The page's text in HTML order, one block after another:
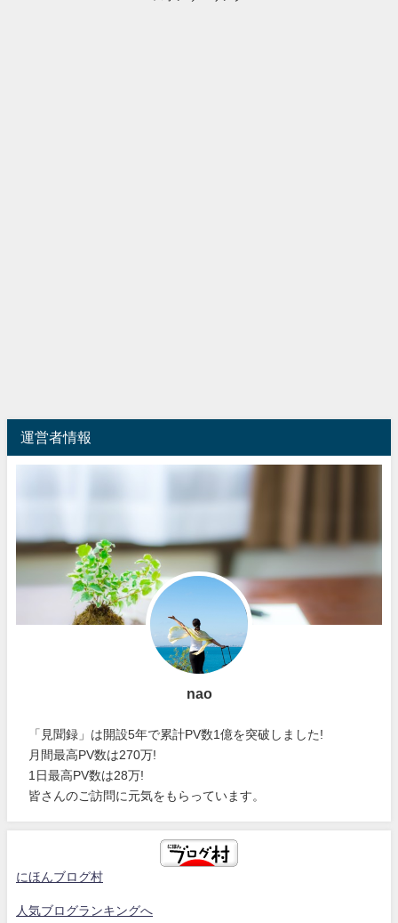
運営者情報
nao
「見聞録」は開設5年で累計PV数1億を突破しました!
月間最高PV数は270万!
1日最高PV数は28万!
皆さんのご訪問に元気をもらっています。
にほんブログ村
人気ブログランキングへ